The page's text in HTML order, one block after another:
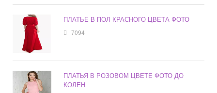
ПЛАТЬЕ В ПОЛ КРАСНОГО ЦВЕТА ФОТО
7094
ПЛАТЬЯ В РОЗОВОМ ЦВЕТЕ ФОТО ДО
КОЛЕН